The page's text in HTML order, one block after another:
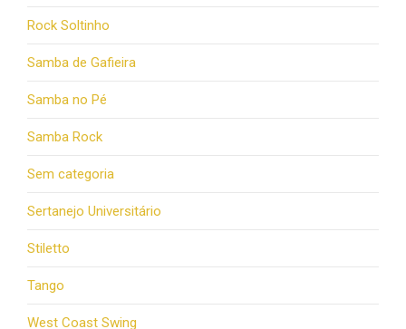
Rock Soltinho
Samba de Gafieira
Samba no Pé
Samba Rock
Sem categoria
Sertanejo Universitário
Stiletto
Tango
West Coast Swing